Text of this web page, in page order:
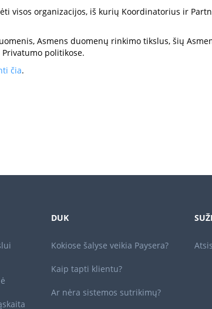
visos organizacijos, iš kurių Koordinatorius ir
Asmens duomenų rinkimo tikslus, šių
politikose.
čia.
DUK
Kokiose šalyse veikia Paysera?
Kaip tapti klientu?
Ar nėra sistemos sutrikimų?